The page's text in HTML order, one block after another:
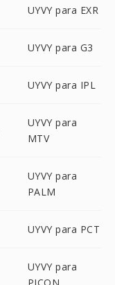
UYVY para EXR
UYVY para G3
UYVY para IPL
UYVY para
MTV
UYVY para
PALM
UYVY para PCT
UYVY para